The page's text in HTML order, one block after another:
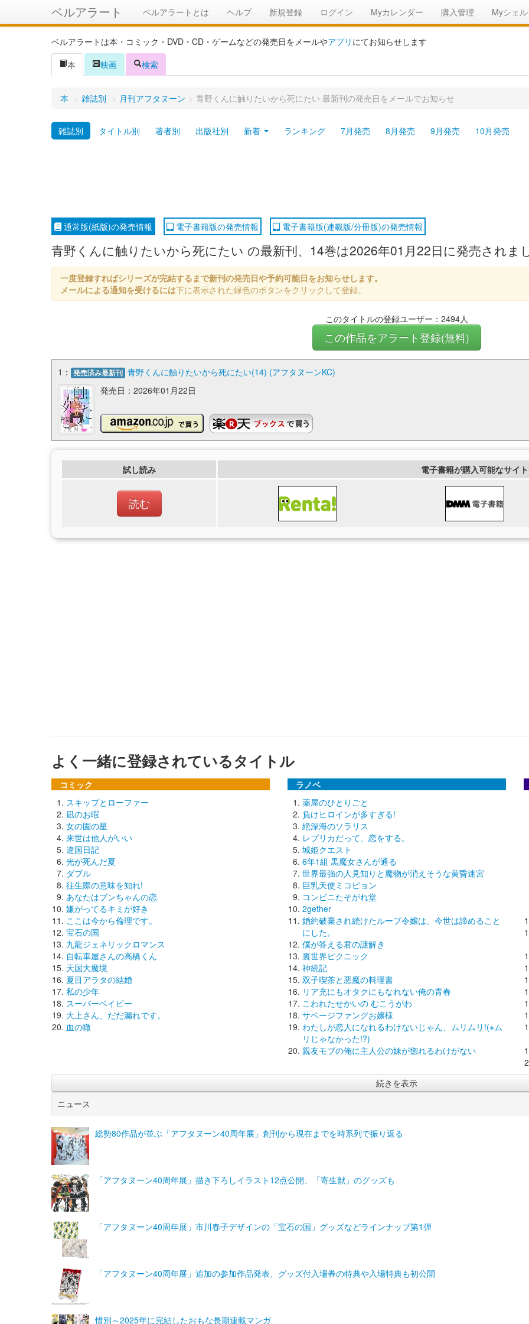
ベルアラート ベルアラートとは ヘルプ 新規登録 ログイン Myカレンダー 購入管理 Myシェ
ベルアラートは本・コミック・DVD・CD・ゲームなどの発売日をメールやアプリ にてお知らせします
本
映画 検索
本 > 雑誌別 > 月刊アフタヌーン > 青野くんに触りたいから死にたい 最新刊の発売日をメールでお知らせ
雑誌別 タイトル別 著者別 出版社別 新着 ランキング 7月発売 8月発売 9月発売 10月発売
通常版(紙版)の発売情報 電子書籍版の発売情報 電子書籍版(連載版/分冊版)の発売情報
青野くんに触りたいから死にたい の最新刊、14巻は2026年01月22日に発売されま
一度登録すればシリーズが完結するまで新刊の発売日や予約可能日をお知らせします。
メールによる通知を受けるには下に表示された緑色のボタンをクリックして登録。
このタイトルの登録ユーザー：2494人
この作品をアラート登録(無料)
1： 発売済み最新刊 青野くんに触りたいから死にたい(14) (アフタヌーンKC)
発売日：2026年01月22日
試し読み 電子書籍が購入可能なサイト
読む
よく一緒に登録されているタイトル
コミック
スキップとローファー
凪のお暇
女の園の星
来世は他人がいい
違国日記
光が死んだ夏
ダブル
往生際の意味を知れ!
あなたはブンちゃんの恋
嫌がってるキミが好き
ここは今から倫理です。
宝石の国
九龍ジェネリックロマンス
自転車屋さんの高橋くん
天国大魔境
夏目アラタの結婚
私の少年
スーパーベイビー
大上さん、だだ漏れです。
血の轍
ラノベ
薬屋のひとりごと
負けヒロインが多すぎる!
絶深海のソラリス
レプリカだって、恋をする。
城姫クエスト
6年1組 黒魔女さんが通る
世界最強の人見知りと魔物が消えそうな黄昏迷宮
巨乳天使ミコピョン
コンビニたそがれ堂
2gether
婚約破棄され続けたループ令嬢は、今世は諦めること
にした。
僕が答える君の謎解き
裏世界ピクニック
神統記
双子喫茶と悪魔の料理書
リア充にもオタクにもなれない俺の青春
こわれたせかいの むこうがわ
サベージファングお嬢様
わたしが恋人になれるわけないじゃん、ムリムリ!(※ム
リじゃなかった!?)
親友モブの俺に主人公の妹が惚れるわけがない
続きを表示
ニュース
総勢80作品が並ぶ「アフタヌーン40周年展」創刊から現在までを時系列で振り返る
「アフタヌーン40周年展」描き下ろしイラスト12点公開、「寄生獣」のグッズも
「アフタヌーン40周年展」市川春子デザインの「宝石の国」グッズなどラインナップ第1弾
「アフタヌーン40周年展」追加の参加作品発表、グッズ付入場券の特典や入場特典も初公開
惜別～2025年に完結したおもな長期連載マンガ